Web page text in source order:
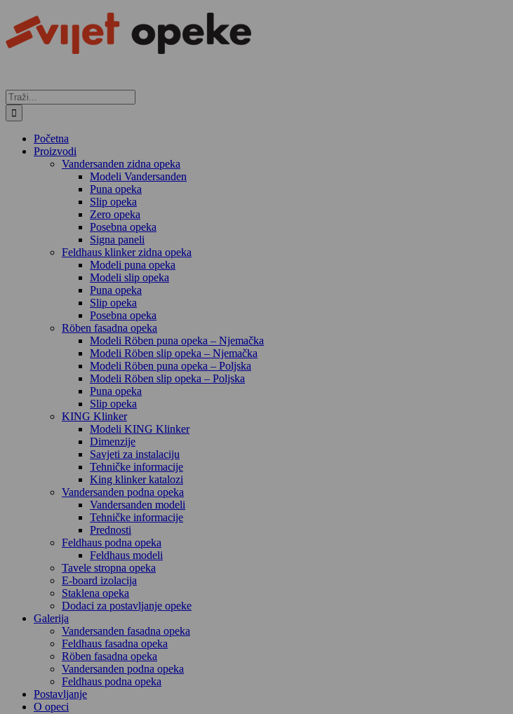
content
Traži...
Početna
Proizvodi
Vandersanden zidna opeka
Modeli Vandersanden
Puna opeka
Slip opeka
Zero opeka
Posebna opeka
Signa paneli
Feldhaus klinker zidna opeka
Modeli puna opeka
Modeli slip opeka
Puna opeka
Slip opeka
Posebna opeka
Röben fasadna opeka
Modeli Röben puna opeka – Njemačka
Modeli Röben slip opeka – Njemačka
Modeli Röben puna opeka – Poljska
Modeli Röben slip opeka – Poljska
Puna opeka
Slip opeka
KING Klinker
Modeli KING Klinker
Dimenzije
Savjeti za instalaciju
Tehničke informacije
King klinker katalozi
Vandersanden podna opeka
Vandersanden modeli
Tehničke informacije
Prednosti
Feldhaus podna opeka
Feldhaus modeli
Tavele stropna opeka
E-board izolacija
Staklena opeka
Dodaci za postavljanje opeke
Galerija
Vandersanden fasadna opeka
Feldhaus fasadna opeka
Röben fasadna opeka
Vandersanden podna opeka
Feldhaus podna opeka
Postavljanje
O opeci